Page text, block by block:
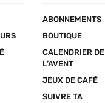
ABONNEMENTS
BOUTIQUE
CALENDRIER DE
L’AVENT
JEUX DE CAFÉ
SUIVRE TA